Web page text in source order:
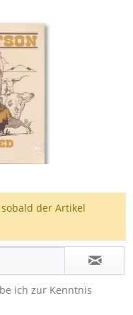
der Artikel
ich zur Kenntnis